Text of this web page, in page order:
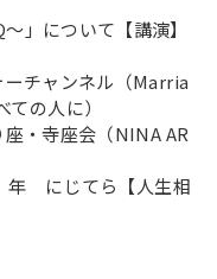
」について【講演】
チャンネル（Marria
の人に）
・寺座会（NINA AR
年 にじてら【人生相